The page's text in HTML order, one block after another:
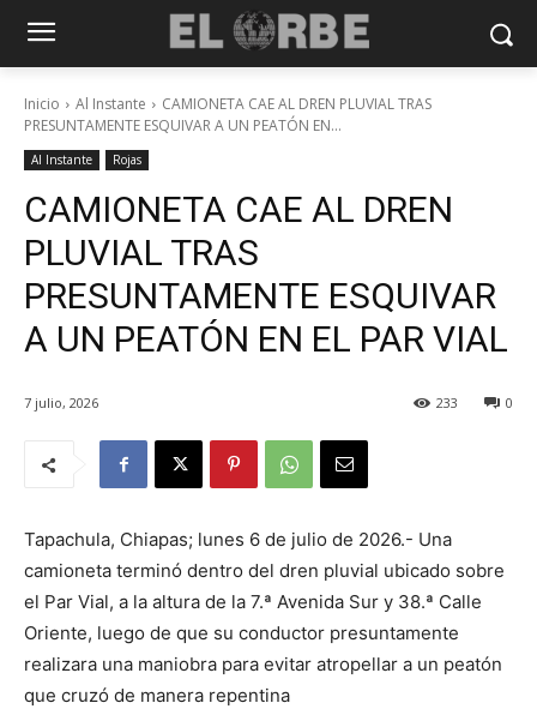
Inicio Al Instante
CAMIONETA CAE AL DREN PLUVIAL TRAS
PRESUNTAMENTE ESQUIVAR A UN PEATÓN EN...
Al Instante Rojas
CAMIONETA CAE AL DREN
PLUVIAL TRAS
PRESUNTAMENTE ESQUIVAR
A UN PEATÓN EN EL PAR VIAL
7 julio, 2026 0
233
Tapachula, Chiapas; lunes 6 de julio de 2026.- Una
camioneta terminó dentro del dren pluvial ubicado sobre
el Par Vial, a la altura de la 7.ª Avenida Sur y 38.ª Calle
Oriente, luego de que su conductor presuntamente
realizara una maniobra para evitar atropellar a un peatón
que cruzó de manera repentina